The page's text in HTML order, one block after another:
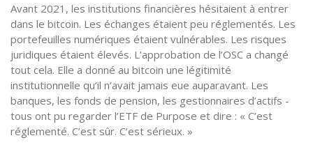
Avant 2021, les institutions financières hésitaient à entrer
dans le bitcoin. Les échanges étaient peu réglementés. Les
portefeuilles numériques étaient vulnérables. Les risques
juridiques étaient élevés. L’approbation de l’OSC a changé
tout cela. Elle a donné au bitcoin une légitimité
institutionnelle qu’il n’avait jamais eue auparavant. Les
banques, les fonds de pension, les gestionnaires d’actifs -
tous ont pu regarder l’ETF de Purpose et dire : « C’est
réglementé. C’est sûr. C’est sérieux. »